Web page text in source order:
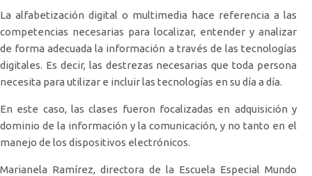
La alfabetización digital o multimedia hace referencia a las
competencias necesarias para localizar, entender y analizar
de forma adecuada la información a través de las tecnologías
digitales. Es decir, las destrezas necesarias que toda persona
necesita para utilizar e incluir las tecnologías en su día a día.
En este caso, las clases fueron focalizadas en adquisición y
dominio de la información y la comunicación, y no tanto en el
manejo de los dispositivos electrónicos.
Marianela Ramírez, directora de la Escuela Especial Mundo